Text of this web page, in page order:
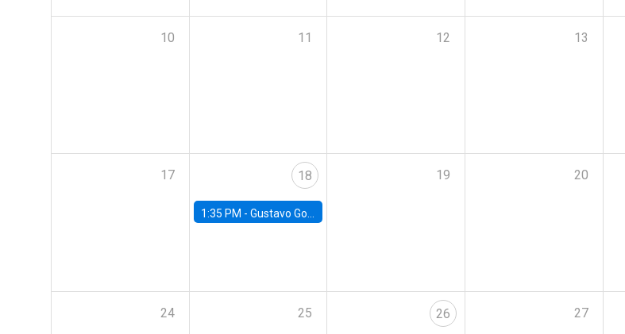
10 11 12 13
17 18
1:35 PM - Gustavo González, Banco Central de Chile
19 20
24 25 26 27